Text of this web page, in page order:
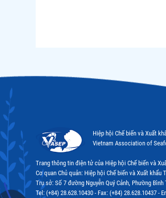
Hiệp hội Chế biến và Xuất
Vietnam Association of
Trang thông tin điện tử của Hiệp hội Chế biến và
Cơ quan Chủ quản: Hiệp hội Chế biến và Xuất khẩu
Trụ sở: Số 7 đường Nguyễn Quý Cảnh, Phường
Tel: (+84) 28.628.10430 - Fax: (+84) 28.628.10437 -